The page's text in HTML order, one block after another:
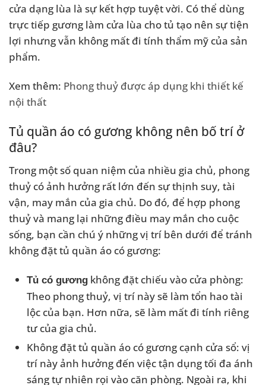
cửa dạng lùa là sự kết hợp tuyệt vời. Có thể dùng
trực tiếp gương làm cửa lùa cho tủ tạo nên sự tiện
lợi nhưng vẫn không mất đi tính thẩm mỹ của sản
phẩm.
Xem thêm: Phong thuỷ được áp dụng khi thiết kế
nội thất
Tủ quần áo có gương không nên bố trí ở
đâu?
Trong một số quan niệm của nhiều gia chủ, phong
thuỷ có ảnh hưởng rất lớn đến sự thịnh suy, tài
vận, may mắn của gia chủ. Do đó, để hợp phong
thuỷ và mang lại những điều may mắn cho cuộc
sống, bạn cần chú ý những vị trí bên dưới để tránh
không đặt tủ quần áo có gương:
Tủ có gương không đặt chiếu vào cửa phòng:
Theo phong thuỷ, vị trí này sẽ làm tổn hao tài
lộc của bạn. Hơn nữa, sẽ làm mất đi tính riêng
tư của gia chủ.
Không đặt tủ quần áo có gương cạnh cửa sổ: vị
trí này ảnh hưởng đến việc tận dụng tối đa ánh
sáng tự nhiên rọi vào căn phòng. Ngoài ra, khi